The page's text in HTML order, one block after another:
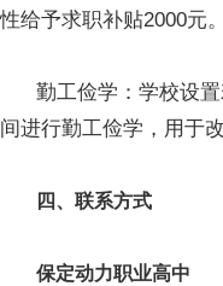
性给予求职补贴2000元。
勤工俭学：学校设置
间进行勤工俭学，用于
四、联系方式
保定动力职业高中